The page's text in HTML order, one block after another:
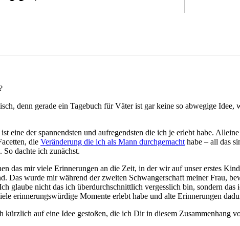
denn gerade ein Tagebuch für Väter ist gar keine so abwegige Idee,
eine der spannendsten und aufregendsten die ich je erlebt habe.
die Veränderung die ich als Mann durchgemacht habe – all das
So dachte ich zunächst.
das mir viele Erinnerungen an die Zeit, in der wir auf unser erstes
Das wurde mir während der zweiten Schwangerschaft meiner Frau,
glaube nicht das ich überdurchschnittlich vergesslich bin, sondern das
erinnerungswürdige Momente erlebt habe und alte Erinnerungen
kürzlich auf eine Idee gestoßen, die ich Dir in diesem Zusammenhang